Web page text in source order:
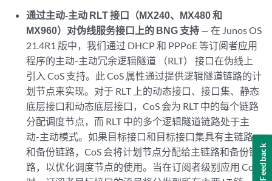
通过主动-主动 RLT 接口（MX240、MX480 和
MX960）对伪线服务接口上的 BNG 支持 — 在 Junos OS
21.4R1 版中，我们通过 DHCP 和 PPPoE 等订阅者应用
程序的主动-主动冗余逻辑隧道 （RLT） 接口在伪线上
引入 CoS 支持。此 CoS 属性通过提供逻辑隧道链路的计
划节点来实现。对于 RLT 上的动态接口、接口集、静态
底层接口和动态底层接口，CoS 会为 RLT 中的每个链路
分配调度节点，而 RLT 中的多个逻辑隧道链路处于主
动-主动模式。如果目标接口和目标接口集具有主链路
和备份链路，CoS 会将计划节点分配给主链路和备份链
路，以优化调度节点的使用。当在订阅者级别应用 CoS Feedback